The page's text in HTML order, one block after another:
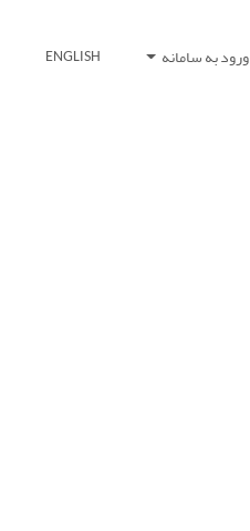
ورود به سامانه ENGLISH